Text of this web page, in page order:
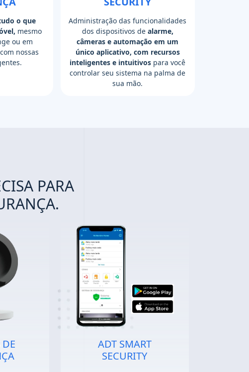
o que
mesmo
ou em
nossas
Administração das funcionalidades
dos dispositivos de alarme,
câmeras e automação em um
único aplicativo, com recursos
inteligentes e intuitivos para você
controlar seu sistema na palma de
sua mão.
PARA
ADT SMART
SECURITY